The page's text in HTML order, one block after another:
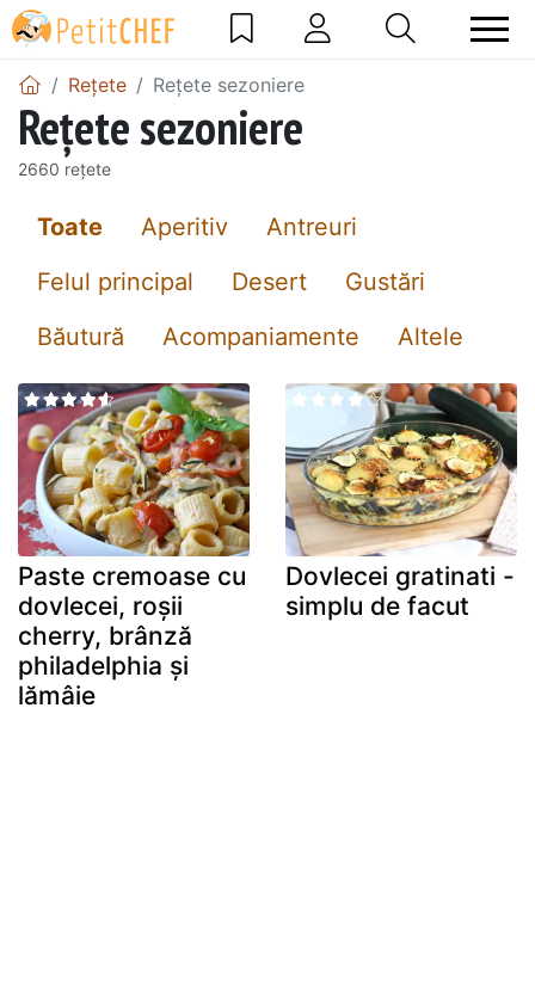
Rețete Rețete sezoniere
Rețete sezoniere
2660 rețete
Toate Aperitiv
Antreuri
Felul principal
Desert
Gustări
Băutură
Acompaniamente Altele
Paste cremoase cu
dovlecei, roșii
cherry, brânză
philadelphia și
lămâie
Dovlecei gratinati -
simplu de facut